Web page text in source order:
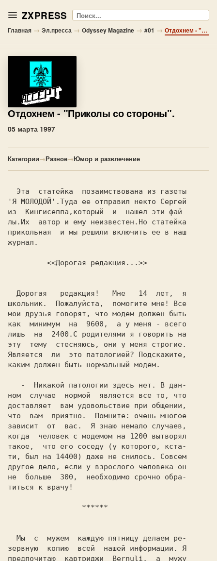
ZXPRESS Поиск
Главная → Эл.пресса → Odyssey Magazine → #01 → Отдохнем - "Приколы со стороны".
Отдохнем - "Приколы со стороны".
05 марта 1997
Категории→Разное→Юмор и развлечение
'Я МОЛОДОЙ'.Туда ее отправил некто Сергей
из  Кингисеппа,который  и  нашел эти фай-
лы.Их  автор и ему неизвестен.Но статейка
прикольная  и мы решили включить ее в наш
журнал.
<<Дорогая редакция...>>
школьник.  Пожалуйста,  помогите мне! Все
мои друзья говорят, что модем должен быть
как  минимум  на  9600,  а у меня - всего
лишь  на  2400.С родителями я говорить на
эту  тему  стесняюсь, они у меня строгие.
Является  ли  это патологией? Подскажите,
каким должен быть нормальный модем.
ном  случае  нормой  является все то, что
доставляет  вам удовольствие при общении,
что  вам  приятно.  Помните: очень многое
зависит  от  вас.  Я знаю немало случаев,
когда  человек с модемом на 1200 вытворял
такое,  что его соседу (у которого, кста-
ти, был на 14400) даже не снилось. Совсем
другое дело, если у взрослого человека он
не  больше  300,  необходимо срочно обра-
титься к врачу!
       ******
зервную  копию  всей  нашей информации. Я
предпочитаю  картриджи  Bernuli,  а  мужу